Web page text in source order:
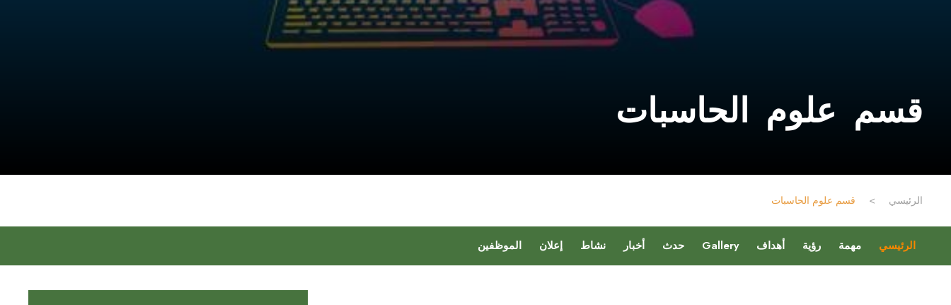
قسم علوم الحاسبات
الرئيسي > قسم علوم الحاسبات
الرئيسي مهمة رؤية أهداف Gallery حدث أخبار نشاط إعلان الموظفين